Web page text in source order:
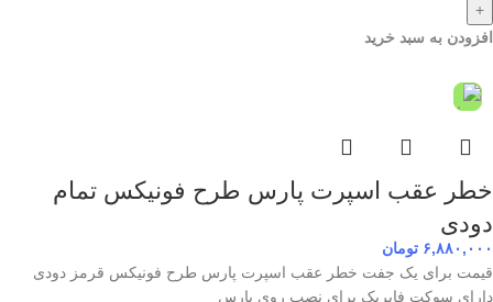
+
افزودن به سبد خرید
خطر عقب اسپرت پارس طرح فونیکس تمام
دودی
۶,۸۸۰,۰۰۰ تومان
قیمت برای یک جفت خطر عقب اسپرت پارس طرح فونیکس قرمز دودی
دارای سوکت فابریک برای نصب روی پارس